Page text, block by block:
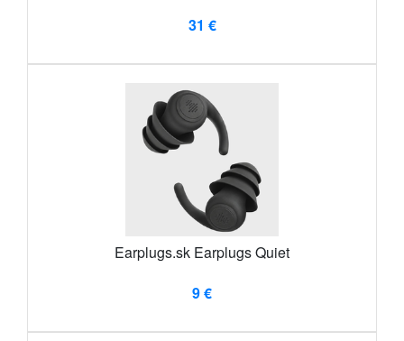
31 €
Earplugs.sk Earplugs Quiet
9 €